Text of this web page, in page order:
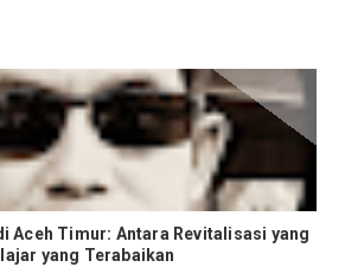
Aceh Timur: Antara Revitalisasi yang
yang Terabaikan